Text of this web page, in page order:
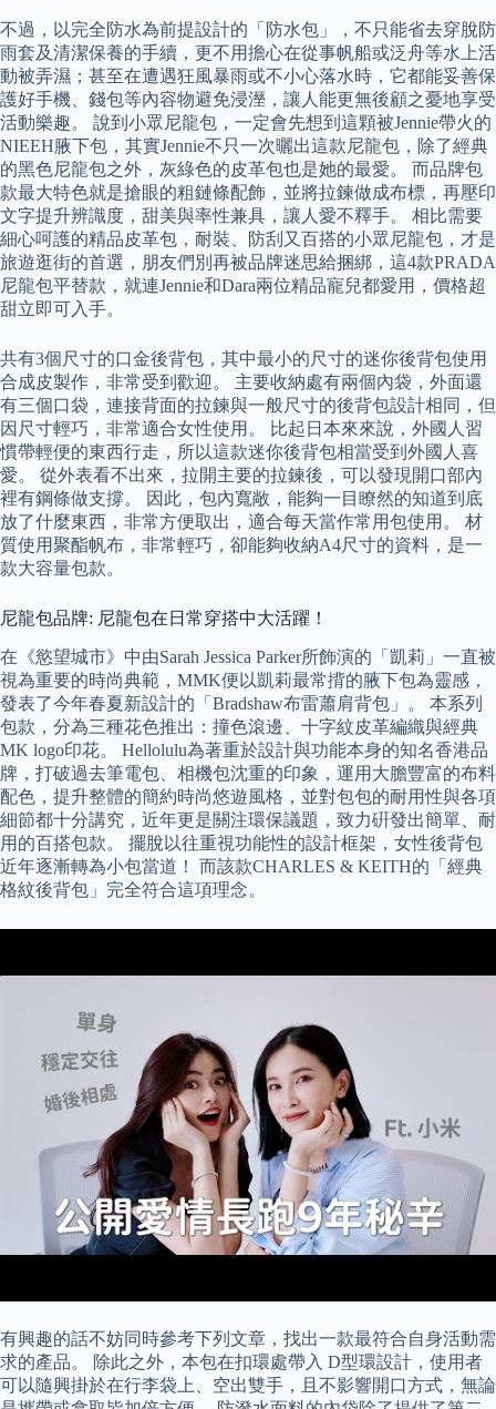
不過，以完全防水為前提設計的「防水包」，不只能省去穿脫防
雨套及清潔保養的手續，更不用擔心在從事帆船或泛舟等水上活
動被弄濕；甚至在遭遇狂風暴雨或不小心落水時，它都能妥善保
護好手機、錢包等內容物避免浸溼，讓人能更無後顧之憂地享受
活動樂趣。 說到小眾尼龍包，一定會先想到這顆被Jennie帶火的
NIEEH腋下包，其實Jennie不只一次曬出這款尼龍包，除了經典
的黑色尼龍包之外，灰綠色的皮革包也是她的最愛。 而品牌包
款最大特色就是搶眼的粗鏈條配飾，並將拉鍊做成布標，再壓印
文字提升辨識度，甜美與率性兼具，讓人愛不釋手。 相比需要
細心呵護的精品皮革包，耐裝、防刮又百搭的小眾尼龍包，才是
旅遊逛街的首選，朋友們別再被品牌迷思給捆綁，這4款PRADA
尼龍包平替款，就連Jennie和Dara兩位精品寵兒都愛用，價格超
甜立即可入手。
共有3個尺寸的口金後背包，其中最小的尺寸的迷你後背包使用
合成皮製作，非常受到歡迎。 主要收納處有兩個內袋，外面還
有三個口袋，連接背面的拉鍊與一般尺寸的後背包設計相同，但
因尺寸輕巧，非常適合女性使用。 比起日本來來說，外國人習
慣帶輕便的東西行走，所以這款迷你後背包相當受到外國人喜
愛。 從外表看不出來，拉開主要的拉鍊後，可以發現開口部內
裡有鋼條做支撐。 因此，包內寬敞，能夠一目瞭然的知道到底
放了什麼東西，非常方便取出，適合每天當作常用包使用。 材
質使用聚酯帆布，非常輕巧，卻能夠收納A4尺寸的資料，是一
款大容量包款。
尼龍包品牌: 尼龍包在日常穿搭中大活躍！
在《慾望城市》中由Sarah Jessica Parker所飾演的「凱莉」一直被
視為重要的時尚典範，MMK便以凱莉最常揹的腋下包為靈感，
發表了今年春夏新設計的「Bradshaw布雷蕭肩背包」。 本系列
包款，分為三種花色推出：撞色滾邊、十字紋皮革編織與經典
MK logo印花。 Hellolulu為著重於設計與功能本身的知名香港品
牌，打破過去筆電包、相機包沈重的印象，運用大膽豐富的布料
配色，提升整體的簡約時尚悠遊風格，並對包包的耐用性與各項
細節都十分講究，近年更是關注環保議題，致力硏發出簡單、耐
用的百搭包款。 擺脫以往重視功能性的設計框架，女性後背包
近年逐漸轉為小包當道！ 而該款CHARLES & KEITH的「經典
格紋後背包」完全符合這項理念。
有興趣的話不妨同時參考下列文章，找出一款最符合自身活動需
求的產品。 除此之外，本包在扣環處帶入 D型環設計，使用者
可以隨興掛於在行李袋上、空出雙手，且不影響開口方式，無論